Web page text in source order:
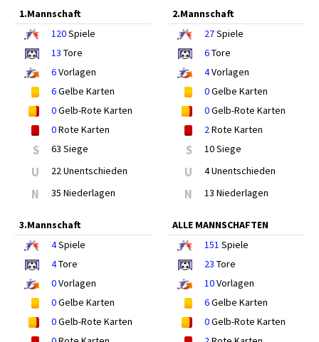
1.Mannschaft
120Spiele
13 Tore
6Vorlagen
6Gelbe Karten
0Gelb-Rote Karten
0Rote Karten
S 63 Siege
U 22 Unentschieden
N 35 Niederlagen
2.Mannschaft
27Spiele
6Tore
4Vorlagen
0Gelbe Karten
0Gelb-Rote Karten
2Rote Karten
S 10 Siege
U 4 Unentschieden
N 13 Niederlagen
3.Mannschaft
4Spiele
4Tore
0Vorlagen
0Gelbe Karten
0Gelb-Rote Karten
ALLE MANNSCHAFTEN
151 Spiele
23 Tore
10Vorlagen
6Gelbe Karten
0Gelb-Rote Karten